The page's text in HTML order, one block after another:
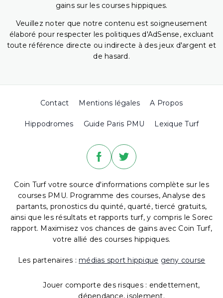
gains sur les courses hippiques.
Veuillez noter que notre contenu est soigneusement
élaboré pour respecter les politiques d'AdSense, excluant
toute référence directe ou indirecte à des jeux d'argent et
de hasard.
Contact Mentions légales A Propos
Hippodromes Guide Paris PMU Lexique Turf
Coin Turf votre source d'informations complète sur les
courses PMU. Programme des courses, Analyse des
partants, pronostics du quinté, quarté, tiercé gratuits,
ainsi que les résultats et rapports turf, y compris le Sorec
rapport. Maximisez vos chances de gains avec Coin Turf,
votre allié des courses hippiques.
Les partenaires : médias sport hippique geny course
Jouer comporte des risques : endettement,